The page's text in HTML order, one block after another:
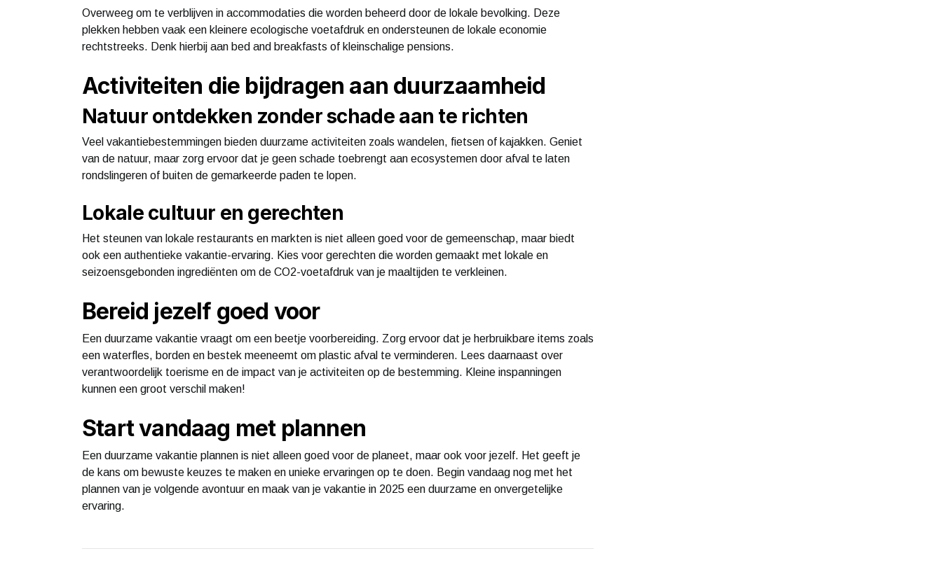
Overweeg om te verblijven in accommodaties die worden beheerd door de lokale bevolking. Deze
plekken hebben vaak een kleinere ecologische voetafdruk en ondersteunen de lokale economie
rechtstreeks. Denk hierbij aan bed and breakfasts of kleinschalige pensions.
Activiteiten die bijdragen aan duurzaamheid
Natuur ontdekken zonder schade aan te richten
Veel vakantiebestemmingen bieden duurzame activiteiten zoals wandelen, fietsen of kajakken. Geniet
van de natuur, maar zorg ervoor dat je geen schade toebrengt aan ecosystemen door afval te laten
rondslingeren of buiten de gemarkeerde paden te lopen.
Lokale cultuur en gerechten
Het steunen van lokale restaurants en markten is niet alleen goed voor de gemeenschap, maar biedt
ook een authentieke vakantie-ervaring. Kies voor gerechten die worden gemaakt met lokale en
seizoensgebonden ingrediënten om de CO2-voetafdruk van je maaltijden te verkleinen.
Bereid jezelf goed voor
Een duurzame vakantie vraagt om een beetje voorbereiding. Zorg ervoor dat je herbruikbare items zoals
een waterfles, borden en bestek meeneemt om plastic afval te verminderen. Lees daarnaast over
verantwoordelijk toerisme en de impact van je activiteiten op de bestemming. Kleine inspanningen
kunnen een groot verschil maken!
Start vandaag met plannen
Een duurzame vakantie plannen is niet alleen goed voor de planeet, maar ook voor jezelf. Het geeft je
de kans om bewuste keuzes te maken en unieke ervaringen op te doen. Begin vandaag nog met het
plannen van je volgende avontuur en maak van je vakantie in 2025 een duurzame en onvergetelijke
ervaring.